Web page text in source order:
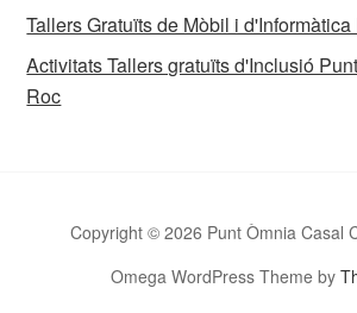
Tallers Gratuïts de Mòbil i
Activitats Tallers gratuïts d'Inclusió
Roc
Copyright © 2026 Punt Òmnia Casal
Omega WordPress Theme by